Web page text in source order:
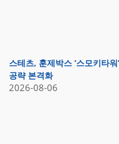
스테츠, 훈제박스 ‘스모키타
공략 본격화
2026-08-06